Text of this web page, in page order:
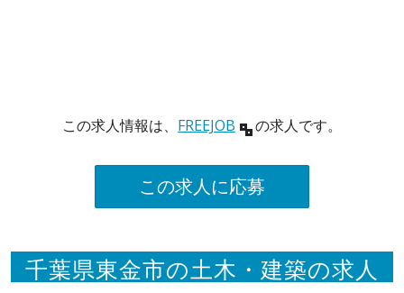
この求人情報は、 FREEJOB の求人です。
この求人に応募
千葉県東金市の土木・建築の求人